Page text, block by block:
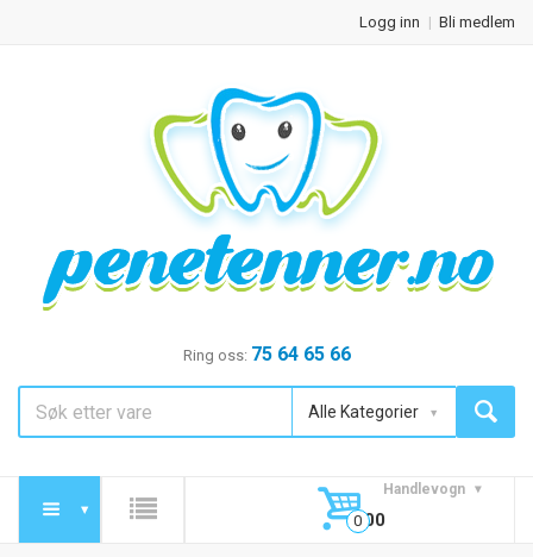
Logg inn Bli medlem
Ring oss: 75 64 65 66
Alle Kategorier
Handlevogn
0,00